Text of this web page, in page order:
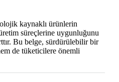
kaynaklı ürünlerin
süreçlerine uygunluğunu
Bu belge, sürdürülebilir bir
de tüketicilere önemli